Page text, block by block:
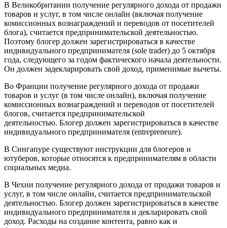
В Великобритании получение регулярного дохода от продажи
товаров и услуг, в том числе онлайн (включая получение
комиссионных вознаграждений и переводов от посетителей
блога), считается предпринимательской деятельностью.
Поэтому блогер должен зарегистрироваться в качестве
индивидуального предпринимателя (sole trader) до 5 октября
года, следующего за годом фактического начала деятельности.
Он должен задекларировать свой доход, применимые вычеты.
Во Франции получение регулярного дохода от продажи
товаров и услуг (в том числе онлайн), включая получение
комиссионных вознаграждений и переводов от посетителей
блогов, считается предпринимательской
деятельностью. Блогер должен зарегистрироваться в качестве
индивидуального предпринимателя (entrepreneure).
В Сингапуре существуют инструкции для блогеров и
ютуберов, которые относятся к предпринимателям в области
социальных медиа.
В Чехии получение регулярного дохода от продажи товаров и
услуг, в том числе онлайн, считается предпринимательской
деятельностью. Блогер должен зарегистрироваться в качестве
индивидуального предпринимателя и декларировать свой
доход. Расходы на создание контента, равно как и